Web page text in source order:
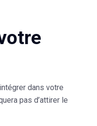
dans votre
pas d’attirer le